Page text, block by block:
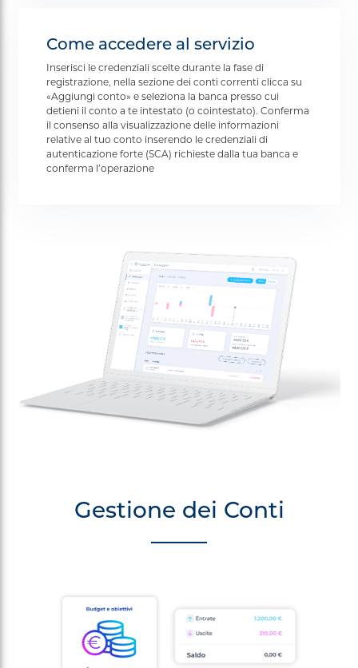
Come accedere al servizio
Inserisci le credenziali scelte durante la fase di
registrazione, nella sezione dei conti correnti clicca su
«Aggiungi conto» e seleziona la banca presso cui
detieni il conto a te intestato (o cointestato). Conferma
il consenso alla visualizzazione delle informazioni
relative al tuo conto inserendo le credenziali di
autenticazione forte (SCA) richieste dalla tua banca e
conferma l’operazione
Gestione dei Conti